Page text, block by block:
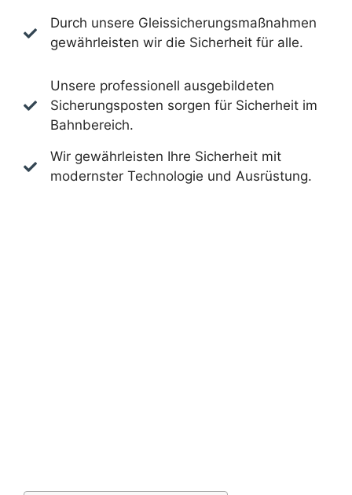
Durch unsere Gleissicherungsmaßnahmen
gewährleisten wir die Sicherheit für alle.
Unsere professionell ausgebildeten
Sicherungsposten sorgen für Sicherheit im
Bahnbereich.
Wir gewährleisten Ihre Sicherheit mit
modernster Technologie und Ausrüstung.